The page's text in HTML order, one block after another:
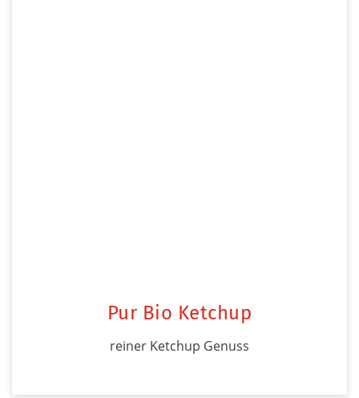
Pur Bio Ketchup
reiner Ketchup Genuss